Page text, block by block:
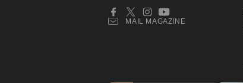
MAIL MAGAZINE